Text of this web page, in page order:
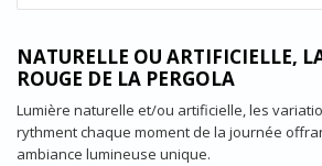
NATURELLE OU ARTIFICIELLE,
ROUGE DE LA PERGOLA
Lumière naturelle et/ou artificielle, les
rythment chaque moment de la journée
ambiance lumineuse unique.